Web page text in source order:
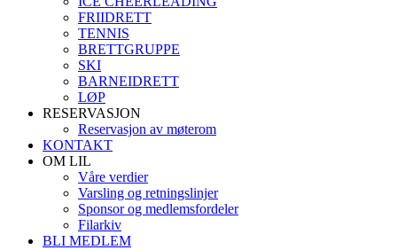
FRIIDRETT
TENNIS
BRETTGRUPPE
SKI
BARNEIDRETT
LØP
RESERVASJON
Reservasjon av møterom
KONTAKT
OM LIL
Våre verdier
Varsling og retningslinjer
Sponsor og medlemsfordeler
Filarkiv
BLI MEDLEM